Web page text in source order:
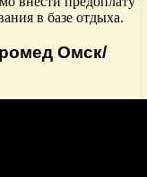
в базе отдыха.
Омск/